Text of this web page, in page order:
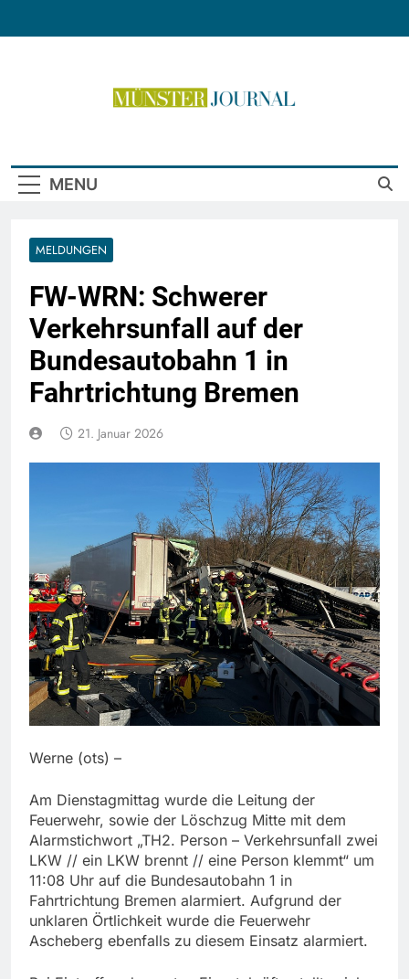
MENU
MELDUNGEN
FW-WRN: Schwerer
Verkehrsunfall auf der
Bundesautobahn 1 in
Fahrtrichtung Bremen
21. Januar 2026
Werne (ots) –
Am Dienstagmittag wurde die Leitung der
Feuerwehr, sowie der Löschzug Mitte mit dem
Alarmstichwort „TH2. Person – Verkehrsunfall zwei
LKW // ein LKW brennt // eine Person klemmt“ um
11:08 Uhr auf die Bundesautobahn 1 in
Fahrtrichtung Bremen alarmiert. Aufgrund der
unklaren Örtlichkeit wurde die Feuerwehr
Ascheberg ebenfalls zu diesem Einsatz alarmiert.